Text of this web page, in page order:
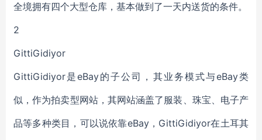
全境拥有四个大型仓库，基本做到了一天内送货的条件。
2
GittiGidiyor
GittiGidiyor是eBay的子公司，其业务模式与eBay类
似，作为拍卖型网站，其网站涵盖了服装、珠宝、电子产
品等多种类目，可以说依靠eBay，GittiGidiyor在土耳其